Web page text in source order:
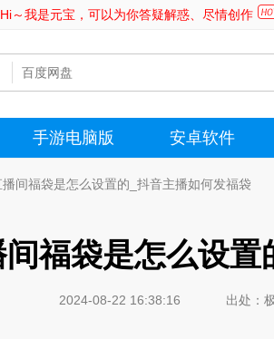
Hi～我是元宝，可以为你答疑解惑、尽情创作
手游电脑版 安卓软件
间福袋是怎么设置的_抖音主播如何发福袋
福袋是怎么设
2024-08-22 16:38:16 出处：